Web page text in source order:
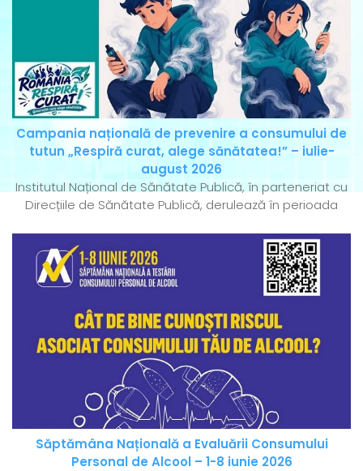
Campania națională de prevenire a consumului de
tutun „Respiră curat, alege sănătatea!” – iulie-
august 2026
Institutul Național de Sănătate Publică, în parteneriat cu
Direcțiile de Sănătate Publică, derulează în perioada
Săptămâna Națională a Evaluării Consumului
Personal de Alcool – 1-8 iunie 2026